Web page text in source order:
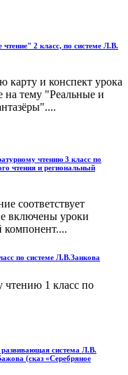
чтение" 2 класс, по системе Л.В.
карту и конспект урока
на тему "Реальные и
чтению 3 класс по
чтения и региональный
соответствует
включены уроки
компонент....
по системе Л.В.Занкова
чтению 1 класс по
система Л.В.
(сказ «Серебряное